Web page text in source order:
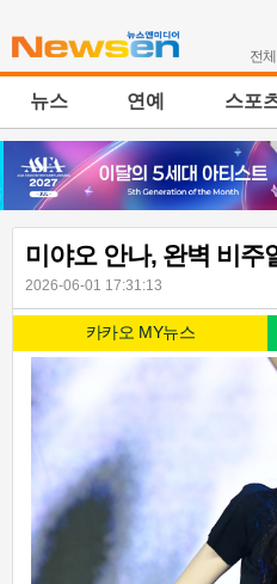
전
뉴스 연예 스포
미야오 안나, 완벽 비주
2026-06-01 17:31:13
카카오 MY뉴스